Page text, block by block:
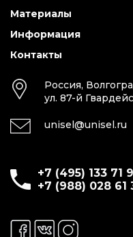
Материалы
Информация
Контакты
Россия,
ул. 87-й
unisel@unisel.ru
+7 (495) 133 71
+7 (988) 028 61